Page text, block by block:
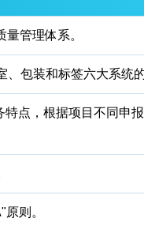
管理体系。
包装和标签六大系统
点，根据项目不同申
则。